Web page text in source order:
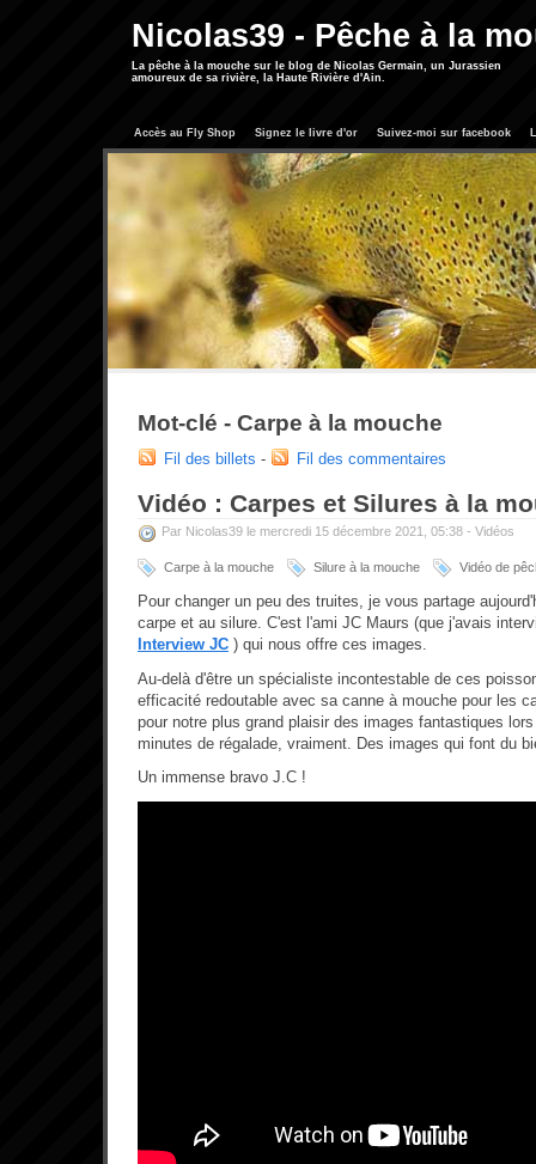
Nicolas39 - Pêche à la
La pêche à la mouche sur le blog de Nicolas Germain, un Jurassien
amoureux de sa rivière, la Haute Rivière d'Ain.
Accès au Fly Shop Signez le livre d'or Suivez-moi sur facebook
Mot-clé - Carpe à la mouche
Fil des billets - Fil des commentaires
Vidéo : Carpes et Silures à la
Par Nicolas39 le mercredi 15 décembre 2021, 05:38 - Vidéos
Carpe à la mouche Silure à la mouche Vidéo de
Pour changer un peu des truites, je vous partage
carpe et au silure. C'est l'ami JC Maurs (que j'avais
Interview JC ) qui nous offre ces images.
Au-delà d'être un spécialiste incontestable de ces
efficacité redoutable avec sa canne à mouche pour les
pour notre plus grand plaisir des images fantastiques
minutes de régalade, vraiment. Des images qui font du
Un immense bravo J.C !